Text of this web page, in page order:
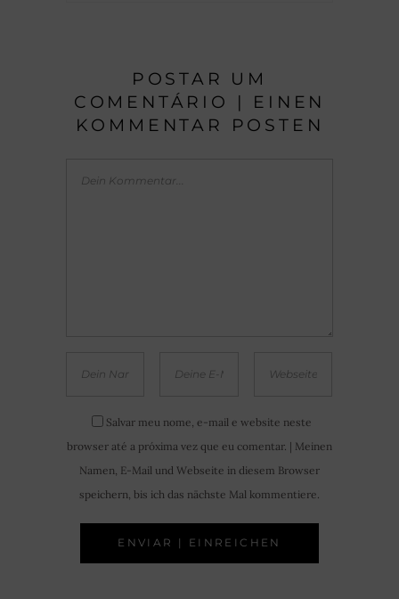
POSTAR UM
COMENTÁRIO | EINEN
KOMMENTAR POSTEN
Salvar meu nome, e-mail e website neste
browser até a próxima vez que eu comentar. | Meinen
Namen, E-Mail und Webseite in diesem Browser
speichern, bis ich das nächste Mal kommentiere.